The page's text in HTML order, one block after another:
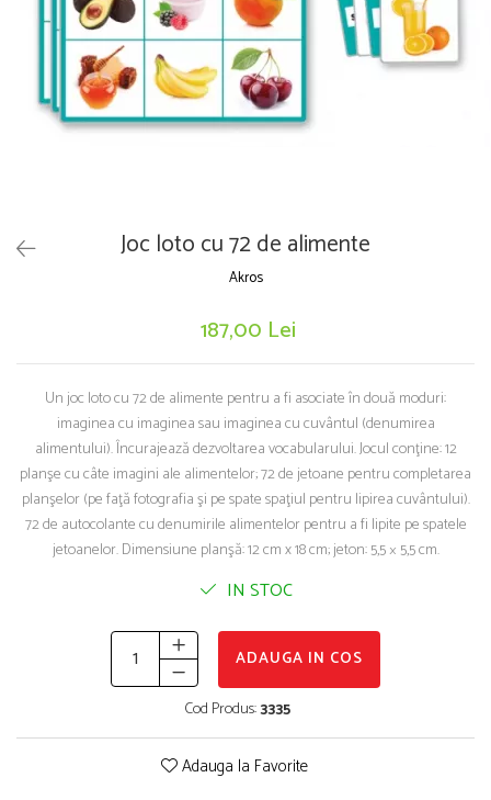
Puzzle-uri progresive
Puzzle-uri stratificate
Instrumente si accesorii pentru pictura
Sabloane
Stampile si tusiere
Lucru manual
Cusut si tricotaj
Pictura pe numere
copii
Jocuri de societate pentru copii
Jocuri logice pentru copii
Jocuri matematice
Stimulare tactila Joc loto cu 72 de alimente
Akros
187,00 Lei
Un joc loto cu 72 de alimente pentru a fi asociate în două moduri:
imaginea cu imaginea sau imaginea cu cuvântul (denumirea
alimentului). Încurajează dezvoltarea vocabularului. Jocul conţine: 12
planşe cu câte imagini ale alimentelor; 72 de jetoane pentru completarea
planşelor (pe faţă fotografia şi pe spate spaţiul pentru lipirea cuvântului).
72 de autocolante cu denumirile alimentelor pentru a fi lipite pe spatele
jetoanelor. Dimensiune planşă: 12 cm x 18 cm; jeton: 5,5 × 5,5 cm.
IN STOC
ADAUGA IN COS
Cod Produs:3335
Adauga la Favorite